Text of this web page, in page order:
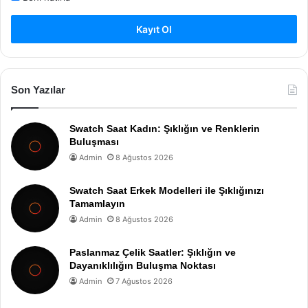
Kayıt Ol
Son Yazılar
Swatch Saat Kadın: Şıklığın ve Renklerin
Buluşması
Admin 8 Ağustos 2026
Swatch Saat Erkek Modelleri ile Şıklığınızı
Tamamlayın
Admin 8 Ağustos 2026
Paslanmaz Çelik Saatler: Şıklığın ve
Dayanıklılığın Buluşma Noktası
Admin 7 Ağustos 2026